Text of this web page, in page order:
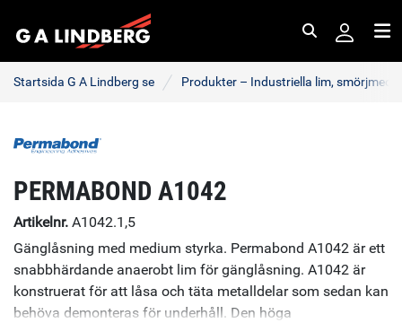
Startsida G A Lindberg se Produkter – Industriella lim,
PERMABOND A1042
Artikelnr. A1042.1,5
Gänglåsning med medium styrka. Permabond A1042 är ett
snabbhärdande anaerobt lim för gänglåsning. A1042 är
konstruerat för att låsa och täta metalldelar som sedan kan
behöva demonteras för underhåll. Den höga